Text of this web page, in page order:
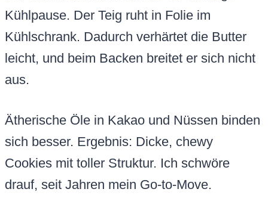
Kühlpause. Der Teig ruht in Folie im
Kühlschrank. Dadurch verhärtet die Butter
leicht, und beim Backen breitet er sich nicht
aus.
Ätherische Öle in Kakao und Nüssen binden
sich besser. Ergebnis: Dicke, chewy
Cookies mit toller Struktur. Ich schwöre
drauf, seit Jahren mein Go-to-Move.